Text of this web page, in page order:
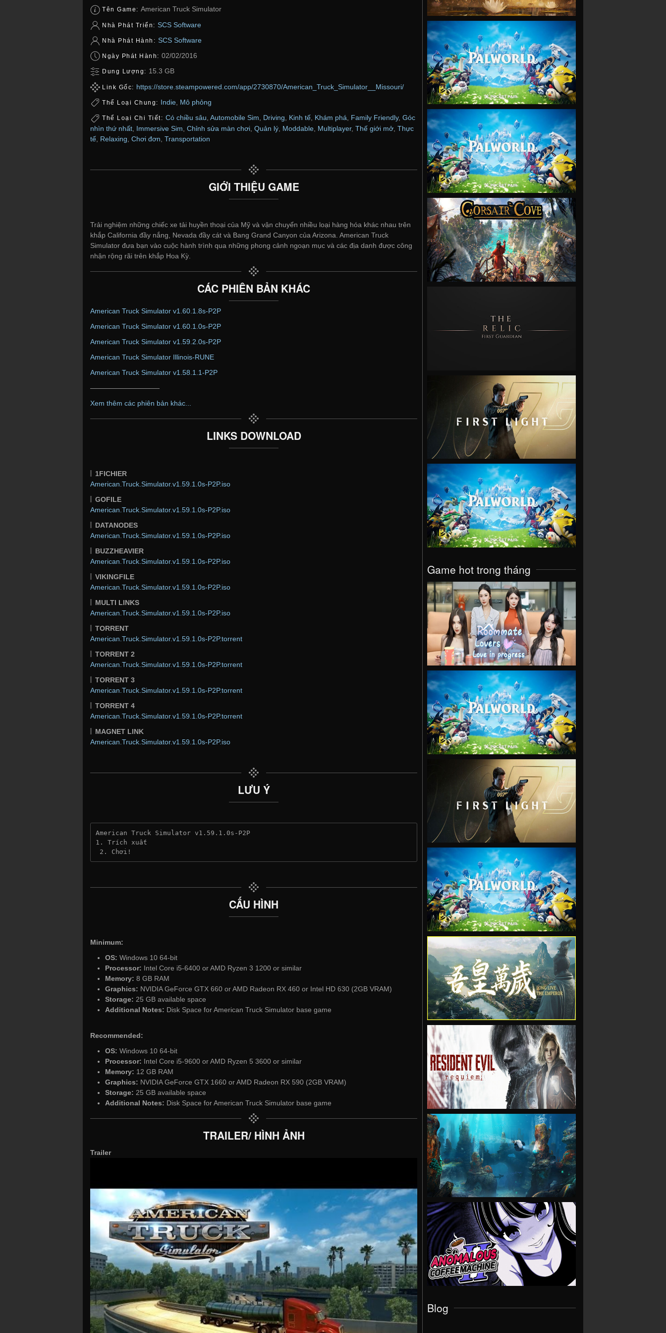
Tên Game: American Truck Simulator
Nhà Phát Triển: SCS Software
Nhà Phát Hành: SCS Software
Ngày Phát Hành: 02/02/2016
Dung Lượng: 15.3 GB
Link Gốc: https://store.steampowered.com/app/2730870/American_Truck_Simulator__Missouri/
Thể Loại Chung: Indie Mô phỏng
Thể Loại Chi Tiết: Có chiều sâu, Automobile Sim, Driving, Kinh tế, Khám phá, Family Friendly, Góc
nhìn thứ nhất Immersive Sim Chỉnh sửa màn chơi Quản lý Moddable Multiplayer, Thế giới mở Thực
tế Relaxing Chơi đơn Transportation
GIỚI THIỆU GAME
Trải nghiệm những chiếc xe tải huyền thoại của Mỹ và vận chuyển nhiều loại hàng hóa khác nhau trên
khắp California đầy nắng, Nevada đầy cát và Bang Grand Canyon của Arizona. American Truck
Simulator đưa bạn vào cuộc hành trình qua những phong cảnh ngoạn mục và các địa danh được công
nhận rộng rãi trên khắp Hoa Kỳ.
CÁC PHIÊN BẢN KHÁC
American Truck Simulator v1.60.1.8s-P2P
American Truck Simulator v1.60.1.0s-P2P
American Truck Simulator v1.59.2.0s-P2P
American Truck Simulator Illinois-RUNE
American Truck Simulator v1.58.1.1-P2P
——————————
Xem thêm các phiên bản khác...
LINKS DOWNLOAD
1FICHIER
American.Truck.Simulator.v1.59.1.0s-P2P.iso
GOFILE
American.Truck.Simulator.v1.59.1.0s-P2P.iso
DATANODES
American.Truck.Simulator.v1.59.1.0s-P2P.iso
BUZZHEAVIER
American.Truck.Simulator.v1.59.1.0s-P2P.iso
VIKINGFILE
American.Truck.Simulator.v1.59.1.0s-P2P.iso
MULTI LINKS
American.Truck.Simulator.v1.59.1.0s-P2P.iso
TORRENT
American.Truck.Simulator.v1.59.1.0s-P2P.torrent
TORRENT 2
American.Truck.Simulator.v1.59.1.0s-P2P.torrent
TORRENT 3
American.Truck.Simulator.v1.59.1.0s-P2P.torrent
TORRENT 4
American.Truck.Simulator.v1.59.1.0s-P2P.torrent
MAGNET LINK
American.Truck.Simulator.v1.59.1.0s-P2P.iso
LƯU Ý
American Truck Simulator v1.59.1.0s-P2P
1. Trích xuất
2. Chơi!
CẤU HÌNH
Minimum:
OS: Windows 10 64-bit
Processor: Intel Core i5-6400 or AMD Ryzen 3 1200 or similar
Memory: 8 GB RAM
Graphics: NVIDIA GeForce GTX 660 or AMD Radeon RX 460 or Intel HD 630 (2GB VRAM)
Storage: 25 GB available space
Additional Notes: Disk Space for American Truck Simulator base game
Recommended:
OS: Windows 10 64-bit
Processor: Intel Core i5-9600 or AMD Ryzen 5 3600 or similar
Memory: 12 GB RAM
Graphics: NVIDIA GeForce GTX 1660 or AMD Radeon RX 590 (2GB VRAM)
Storage: 25 GB available space
Additional Notes: Disk Space for American Truck Simulator base game
TRAILER/ HÌNH ẢNH
Trailer
VIEW
VIEW
VIEW
VIEW
VIEW
VIEW
Game hot trong tháng
VIEW
VIEW
VIEW
VIEW
VIEW
VIEW
VIEW
VIEW
Blog